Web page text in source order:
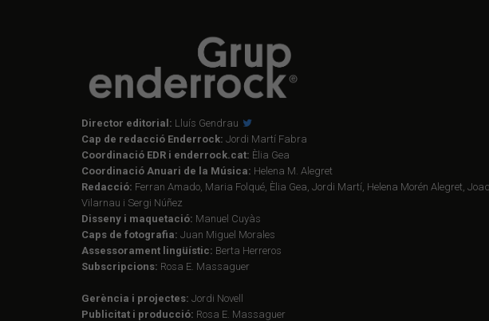
Director editorial: Lluís Gendrau
Cap de redacció Enderrock: Jordi Martí Fabra
Coordinació EDR i enderrock.cat: Èlia Gea
Coordinació Anuari de la Música: Helena M. Alegret
Redacció: Ferran Amado, Maria Folqué, Èlia Gea, Jordi Martí, Helena Morén Alegret,
Vilarnau i Sergi Núñez
Disseny i maquetació: Manuel Cuyàs
Caps de fotografia: Juan Miguel Morales
Assessorament lingüístic: Berta Herreros
Subscripcions: Rosa E. Massaguer
Gerència i projectes: Jordi Novell
Publicitat i producció: Rosa E. Massaguer